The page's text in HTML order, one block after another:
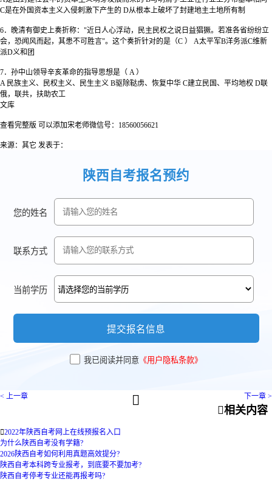
C是在外国资本主义入侵刺激下产生的 D从根本上破坏了封建地主土地所有制
6．晚清有御史上奏折称："近日人心浮动，民主民权之说日益猖獗。若准各省纷纷立
会，恐闻风而起，其患不可胜言"。这个奏折针对的是（C ） A太平军B洋务派C维新
派D义和团
7．孙中山领导辛亥革命的指导思想是（ A ）
A 民族主义、民权主义、民生主义 B驱除鞑虏、恢复中华 C建立民国、平均地权 D联
俄，联共，扶助农工
文库
查看完整版 可以添加宋老师微信号：18560056621
来源：其它 发表于：
陕西自考报名预约
您的姓名
联系方式
当前学历
提交报名信息
我已阅读并同意 《用户隐私条款》
< 上一章  下一章 >
相关内容
2022年陕西自考网上在线预报名入口
为什么陕西自考没有学籍?
2026陕西自考如何利用真题高效提分?
陕西自考本科跨专业报考，到底要不要加考?
陕西自考停考专业还能再报考吗?